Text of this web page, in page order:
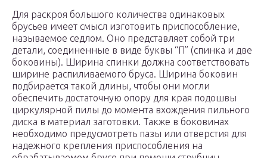
Для раскроя большого количества одинаковых
брусьев имеет смысл изготовить приспособление,
называемое седлом. Оно представляет собой три
детали, соединенные в виде буквы “П” (спинка и две
боковины). Ширина спинки должна соответствовать
ширине распиливаемого бруса. Ширина боковин
подбирается такой длины, чтобы они могли
обеспечить достаточную опору для края подошвы
циркулярной пилы до момента вхождения пильного
диска в материал заготовки. Также в боковинах
необходимо предусмотреть пазы или отверстия для
надежного крепления приспособления на